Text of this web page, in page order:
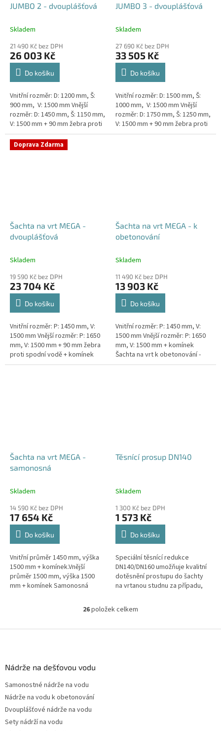
JUMBO 2 - dvouplášťová
Skladem
21 490 Kč bez DPH
26 003 Kč
Do košíku
Vnitřní rozměr: D: 1200 mm, Š:
900 mm, V: 1500 mm Vnější
rozměr: D: 1450 mm, Š: 1150 mm,
V: 1500 mm + 90 mm žebra proti
spodní vodě + komínek
Dvouplášťová...
JUMBO 3 - dvouplášťová
Skladem
27 690 Kč bez DPH
33 505 Kč
Do košíku
Vnitřní rozměr: D: 1500 mm, Š:
1000 mm, V: 1500 mm Vnější
rozměr: D: 1750 mm, Š: 1250 mm,
V: 1500 mm + 90 mm žebra proti
spodní vodě + komínek
Doprava Zdarma
Šachta na vrt MEGA -
dvouplášťová
Skladem
19 590 Kč bez DPH
23 704 Kč
Do košíku
Vnitřní rozměr: P: 1450 mm, V:
1500 mm Vnější rozměr: P: 1650
mm, V: 1500 mm + 90 mm žebra
proti spodní vodě + komínek
Dvouplášťová vodoměrná šachta
Šachta na vrt MEGA - k
obetonování
Skladem
11 490 Kč bez DPH
13 903 Kč
Do košíku
Vnitřní rozměr: P: 1450 mm, V:
1500 mm Vnější rozměr: P: 1650
mm, V: 1500 mm + komínek
Šachta na vrt k obetonování -
vhodná pod parkovací stání,
Šachta na vrt MEGA -
samonosná
Skladem
14 590 Kč bez DPH
17 654 Kč
Do košíku
Vnitřní průměr 1450 mm, výška
1500 mm + komínek.Vnější
průměr 1500 mm, výška 1500
mm + komínek Samonosná
obetonování.Volitelné průměry i
Těsnící prosup DN140
Skladem
1 300 Kč bez DPH
1 573 Kč
Do košíku
Speciální těsnící redukce
DN140/DN160 umožňuje kvalitní
dotěsnění prostupu do šachty
na vrtanou studnu za případu,
potrubí DN140.
O
l
26položek celkem
Nádrže na dešťovou vodu
Samonostné nádrže na vodu
Nádrže na vodu k obetonování
Dvouplášťové nádrže na vodu
Sety nádrží na vodu